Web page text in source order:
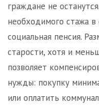
граждане не
необходимого стажа в
социальная пенсия.
старости, хотя и
позволяет
нужды: покупку
или оплатить